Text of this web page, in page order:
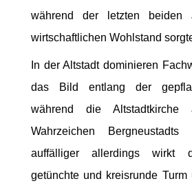
während der letzten beiden
wirtschaftlichen Wohlstand
In der Altstadt dominieren
das Bild entlang der
während die Altstadtkirche
Wahrzeichen
auffälliger allerdings wirkt
getünchte und kreisrunde Turm